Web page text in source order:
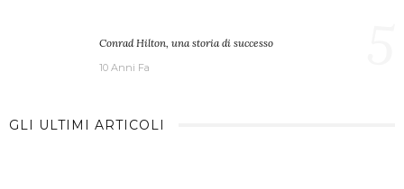
Conrad Hilton, una storia di successo
10 Anni Fa
GLI ULTIMI ARTICOLI